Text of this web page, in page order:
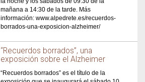
mañana a 14:30 de la tarde. Más
información: www.alpedrete.es/recuerdos-
borrados-una-exposicion-alzheimer/
“Recuerdos borrados”, una
exposición sobre el Alzheimer
“Recuerdos borrados” es el título de la